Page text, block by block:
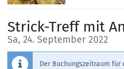
Strick-Treff mit
Sa, 24. September 2022
Der Buchungszeitraum